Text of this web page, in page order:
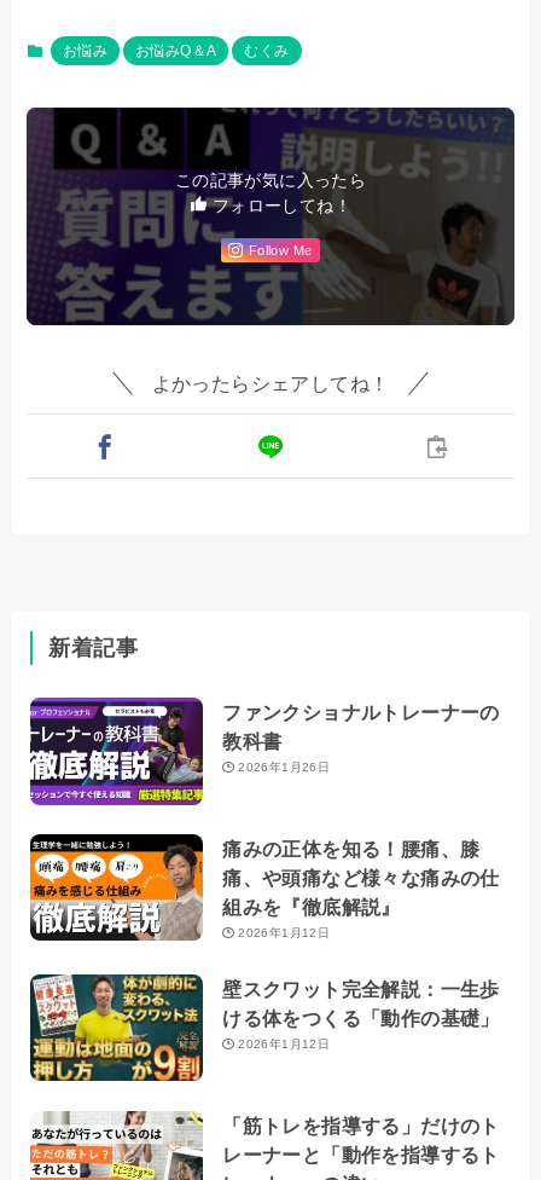
お悩み お悩みQ＆A むくみ
この記事が気に入ったら
フォローしてね！
Follow Me
よかったらシェアしてね！
新着記事
ファンクショナルトレーナーの
教科書
2026年1月26日
痛みの正体を知る！腰痛、膝
痛、や頭痛など様々な痛みの仕
組みを『徹底解説』
2026年1月12日
壁スクワット完全解説：一生歩
ける体をつくる「動作の基礎」
2026年1月12日
「筋トレを指導する」だけのト
レーナーと「動作を指導するト